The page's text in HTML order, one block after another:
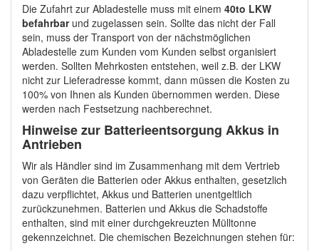
Die Zufahrt zur Abladestelle muss mit einem 40to LKW
befahrbarund zugelassen sein. Sollte das nicht der Fall
sein, muss der Transport von der nächstmöglichen
Abladestelle zum Kunden vom Kunden selbst organisiert
werden. Sollten Mehrkosten entstehen, weil z.B. der LKW
nicht zur Lieferadresse kommt, dann müssen die Kosten zu
100% von Ihnen als Kunden übernommen werden. Diese
werden nach Festsetzung nachberechnet.
Hinweise zur Batterieentsorgung Akkus in
Antrieben
Wir als Händler sind im Zusammenhang mit dem Vertrieb
von Geräten die Batterien oder Akkus enthalten, gesetzlich
dazu verpflichtet, Akkus und Batterien unentgeltlich
zurückzunehmen. Batterien und Akkus die Schadstoffe
enthalten, sind mit einer durchgekreuzten Mülltonne
gekennzeichnet. Die chemischen Bezeichnungen stehen für: